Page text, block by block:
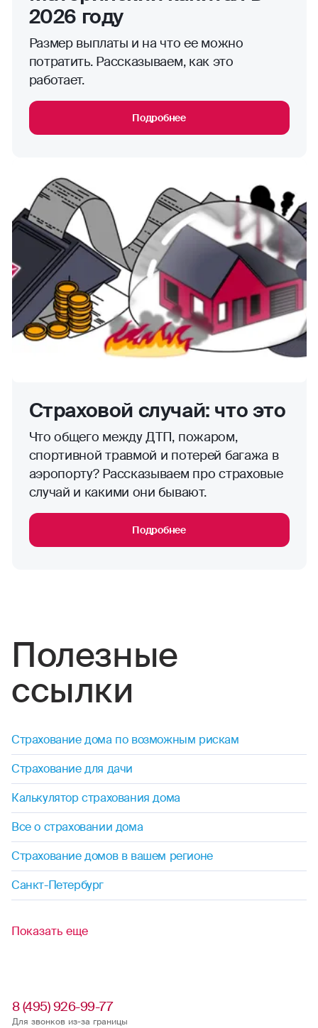
2026 году
Размер выплаты и на что ее можно
потратить. Рассказываем, как это
работает.
Подробнее
Страховой случай: что это
Что общего между ДТП, пожаром,
спортивной травмой и потерей багажа в
аэропорту? Рассказываем про страховые
случай и какими они бывают.
Подробнее
Полезные
ссылки
Страхование дома по возможным рискам
Страхование для дачи
Калькулятор страхования дома
Все о страховании дома
Страхование домов в вашем регионе
Санкт-Петербург
Показать еще
8 (495) 926-99-77
Для звонков из-за границы